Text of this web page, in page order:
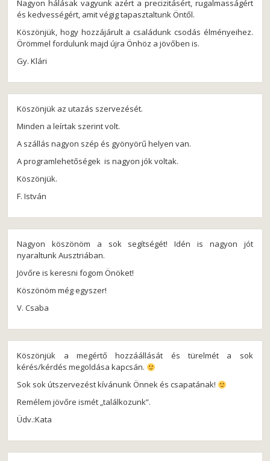
Nagyon hálásak vagyunk azért a precizitásért, rugalmasságért
és kedvességért, amit végig tapasztaltunk Öntől.
Köszönjük, hogy hozzájárult a családunk csodás élményeihez.
Örömmel fordulunk majd újra Önhöz a jövőben is.
Gy. Klári
Köszönjük az utazás szervezését.
Minden a leírtak szerint volt.
A szállás nagyon szép és gyönyörű helyen van.
A programlehetőségek is nagyon jók voltak.
Köszönjük.
F. István
Nagyon köszönöm a sok segítségét! Idén is nagyon jót
nyaraltunk Ausztriában.
Jövőre is keresni fogom Önöket!
Köszönöm még egyszer!
V. Csaba
Köszönjük a megértő hozzáállását és türelmét a sok
kérés/kérdés megoldása kapcsán.
Sok sok útszervezést kívánunk Önnek és csapatának!
Remélem jövőre ismét „találkozunk”.
Üdv.:Kata